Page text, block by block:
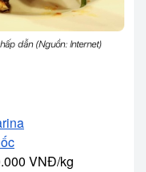
dẫn (Nguồn: Internet)
VNĐ/kg